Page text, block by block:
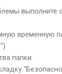
выполните
временную
папки.